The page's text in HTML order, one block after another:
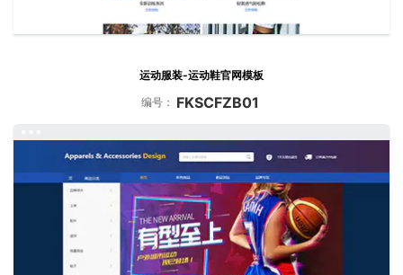
运动服装-运动鞋官网模板
编号： FKSCFZB01